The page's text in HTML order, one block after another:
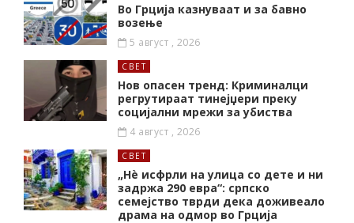
Во Грција казнуваат и за бавно
возење
5 август , 2026
СВЕТ
Нов опасен тренд: Криминалци
регрутираат тинејџери преку
социјални мрежи за убиства
4 август , 2026
СВЕТ
„Нѐ исфрли на улица со дете и ни
задржа 290 евра“: српско
семејство тврди дека доживеало
драма на одмор во Грција